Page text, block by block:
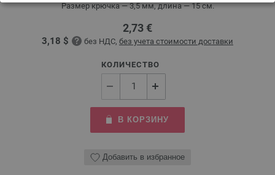
Размер крючка — 3,5 мм, длина — 15 см.
2,73 €
3,18 $ без НДС, без учета стоимости доставки
КОЛИЧЕСТВО
В КОРЗИНУ
Добавить в избранное